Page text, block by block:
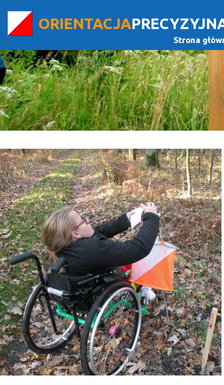
Strona
ORIENTACJA